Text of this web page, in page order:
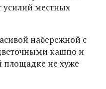
усилий местных
набережной с
кашпо и
площадке не хуже